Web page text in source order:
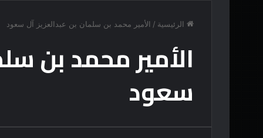
الرئيسية / الأمير محمد بن سلمان بن عبدالعزيز آل سعود
الأمير محمد بن
سعود